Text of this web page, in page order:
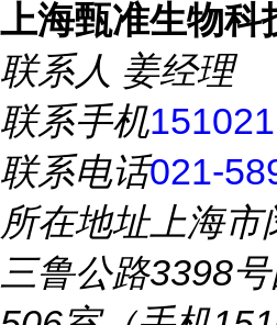
上海甄准生物科
联系人 姜经理
联系手机
联系电话021-
所在地址上海市
三鲁公路3398